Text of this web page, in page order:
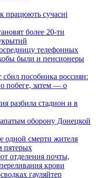
працюють сучасні
более 20-ти
телефонных
были и пенсионеры
пособника россиян:
побеге, затем — о
разбила стадион и в
оборону Донецкой
одной смерти жителя
пятерых
отделения почты,
крови
гауляйтер